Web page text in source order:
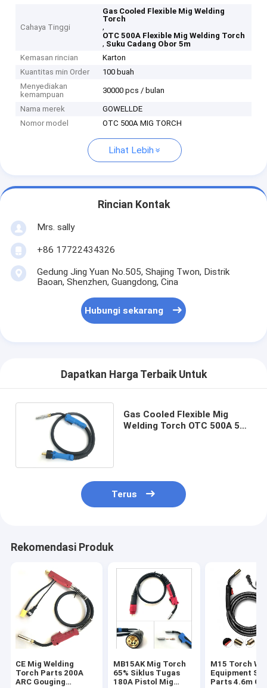
Cahaya Tinggi
Gas Cooled Flexible Mig Welding
Torch
,
OTC 500A Flexible Mig Welding Torch
, Suku Cadang Obor 5m
Kemasan rincian
Karton
Kuantitas min Order
100 buah
Menyediakan
kemampuan
30000 pcs / bulan
Nama merek
GOWELLDE
Nomor model
OTC 500A MIG TORCH
Lihat Lebih
Rincian Kontak
Mrs. sally
+86 17722434326
Gedung Jing Yuan No.505, Shajing Twon, Distrik
Baoan, Shenzhen, Guangdong, Cina
Hubungi sekarang
Dapatkan Harga Terbaik Untuk
Gas Cooled Flexible Mig
Welding Torch OTC 500A 5m
Terus
Rekomendasi Produk
CE Mig Welding
Torch Parts 200A
ARC Gouging
MB15AK Mig Torch
65% Siklus Tugas
180A Pistol Mig
M15 Torch
Equipment
Parts 4.6m